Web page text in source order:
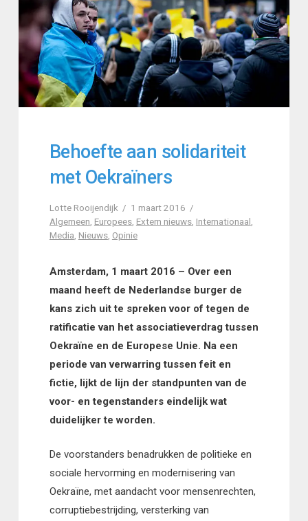
Behoefte aan solidariteit
met Oekraïners
Lotte Rooijendijk
1 maart 2016
Algemeen, Europees, Extern nieuws, Internationaal,
Media, Nieuws, Opinie
Amsterdam, 1 maart 2016 – Over een
maand heeft de Nederlandse burger de
kans zich uit te spreken voor of tegen de
ratificatie van het associatieverdrag tussen
Oekraïne en de Europese Unie. Na een
periode van verwarring tussen feit en
fictie, lijkt de lijn der standpunten van de
voor- en tegenstanders eindelijk wat
duidelijker te worden.
De voorstanders benadrukken de politieke en
sociale hervorming en modernisering van
Oekraïne, met aandacht voor mensenrechten,
corruptiebestrijding, versterking van